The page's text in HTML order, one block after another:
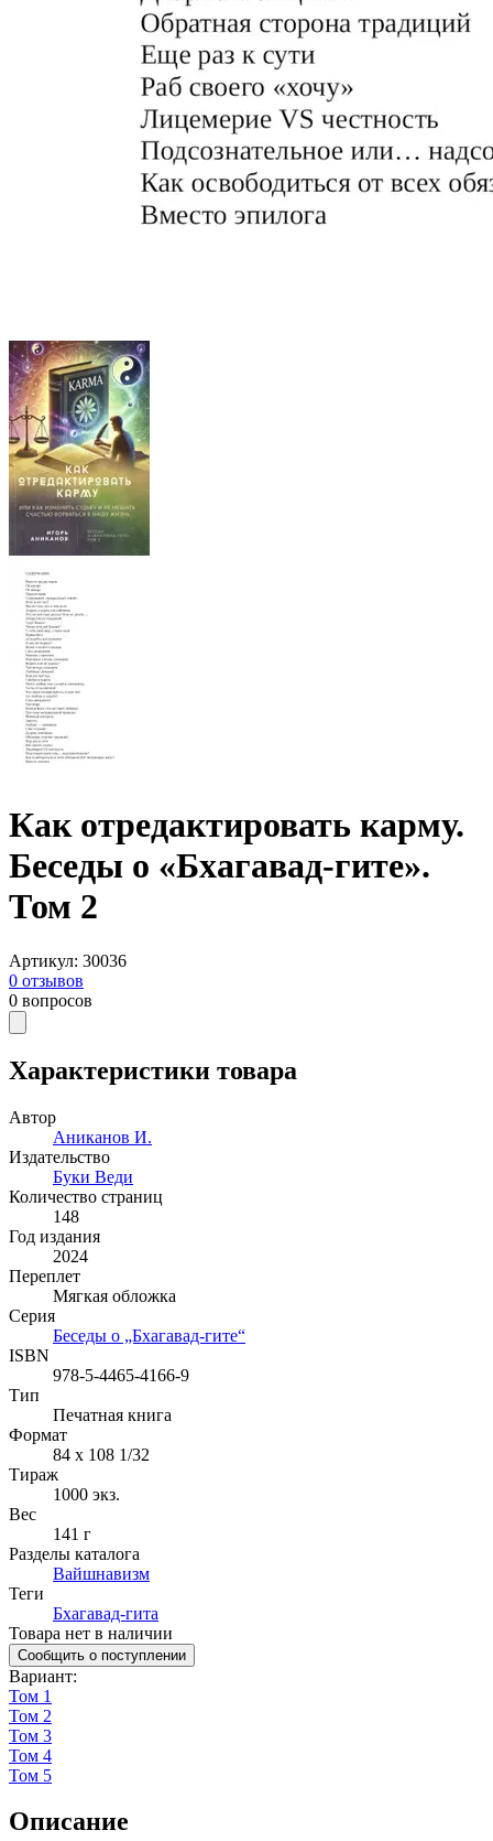
Как отредактировать карму.
Беседы о «Бхагавад-гите».
Том 2
Артикул: 30036
0 отзывов
0 вопросов
Характеристики товара
Автор
Аниканов И.
Издательство
Буки Веди
Количество страниц
148
Год издания
2024
Переплет
Мягкая обложка
Серия
Беседы о „Бхагавад-гите“
ISBN
978-5-4465-4166-9
Тип
Печатная книга
Формат
84 x 108 1/32
Тираж
1000 экз.
Вес
141 г
Разделы каталога
Вайшнавизм
Теги
Бхагавад-гита
Товара нет в наличии
Сообщить о поступлении
Вариант:
Том 1
Том 2
Том 3
Том 4
Том 5
Описание